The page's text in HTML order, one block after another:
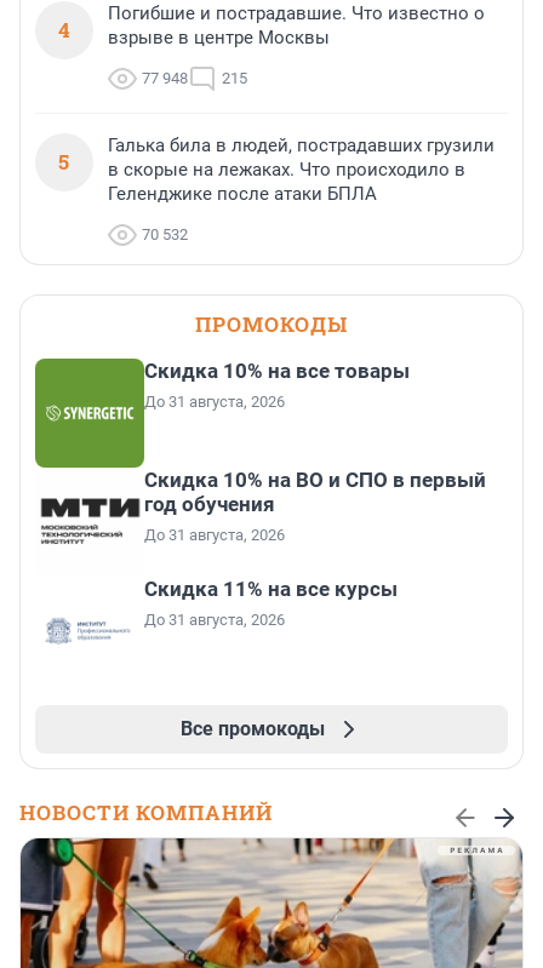
4
Погибшие и пострадавшие. Что известно о
взрыве в центре Москвы
77 948 215
5
Галька била в людей, пострадавших грузили
в скорые на лежаках. Что происходило в
Геленджике после атаки БПЛА
70 532
ПРОМОКОДЫ
Скидка 10% на все товары
До 31 августа, 2026
Скидка 10% на ВО и СПО в первый
год обучения
До 31 августа, 2026
Скидка 11% на все курсы
До 31 августа, 2026
Все промокоды
НОВОСТИ КОМПАНИЙ